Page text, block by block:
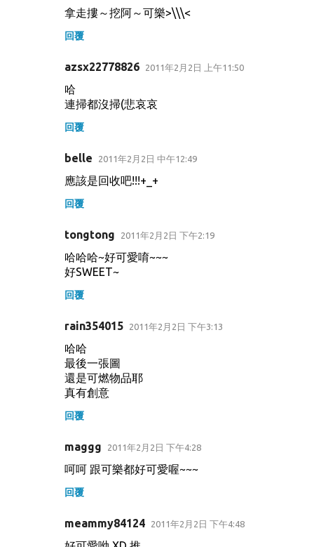
拿走摟～挖阿～可樂>\\\<
回覆
azsx22778826 2011年2月2日 上午11:50
哈
連掃都沒掃(悲哀哀
回覆
belle 2011年2月2日 中午12:49
應該是回收吧!!!+_+
回覆
tongtong 2011年2月2日 下午2:19
哈哈哈~好可愛唷~~~
好SWEET~
回覆
rain354015 2011年2月2日 下午3:13
哈哈
最後一張圖
還是可燃物品耶
真有創意
回覆
maggg 2011年2月2日 下午4:28
呵呵 跟可樂都好可愛喔~~~
回覆
meammy84124 2011年2月2日 下午4:48